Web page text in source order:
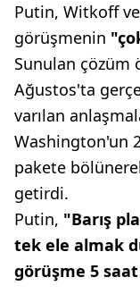
Putin, Witkoff
görüşmenin
Sunulan çözüm
Ağustos'ta
varılan
Washington'un
pakete
getirdi.
Putin, "Barış
tek ele almak
görüşme 5